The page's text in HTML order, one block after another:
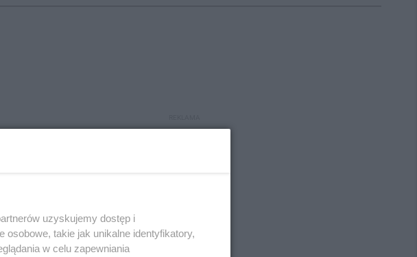
REKLAMA
uzyskujemy dostęp i
takie jak unikalne identyfikatory,
w celu zapewniania